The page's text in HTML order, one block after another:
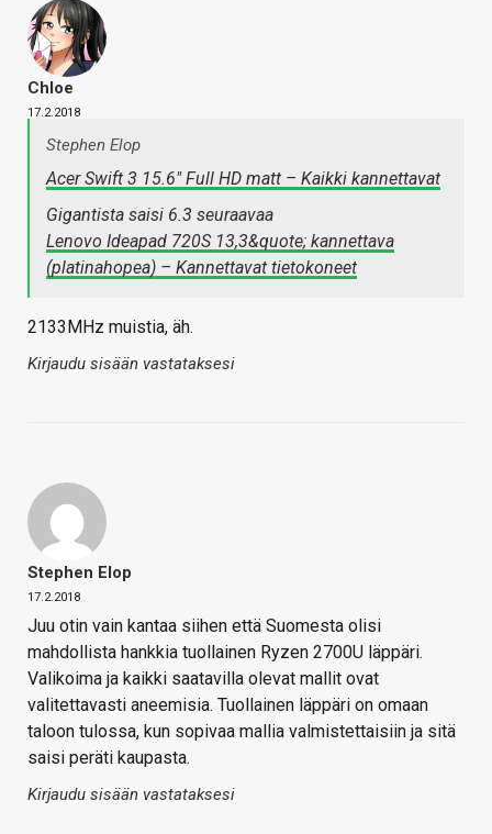
Chloe
17.2.2018
Stephen Elop
Acer Swift 3 15.6" Full HD matt – Kaikki kannettavat
Gigantista saisi 6.3 seuraavaa
Lenovo Ideapad 720S 13,3&quote; kannettava
(platinahopea) – Kannettavat tietokoneet
2133MHz muistia, äh.
Kirjaudu sisään vastataksesi
Stephen Elop
17.2.2018
Juu otin vain kantaa siihen että Suomesta olisi
mahdollista hankkia tuollainen Ryzen 2700U läppäri.
Valikoima ja kaikki saatavilla olevat mallit ovat
valitettavasti aneemisia. Tuollainen läppäri on omaan
taloon tulossa, kun sopivaa mallia valmistettaisiin ja sitä
saisi peräti kaupasta.
Kirjaudu sisään vastataksesi